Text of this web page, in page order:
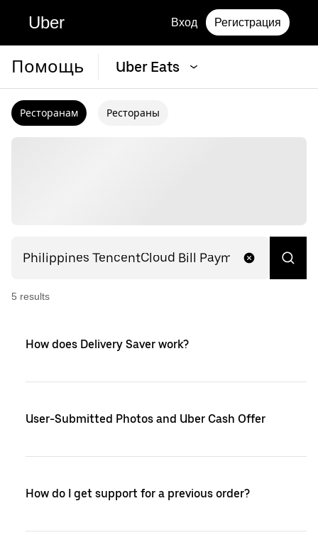
Uber Вход Регистрация
Помощь Uber Eats
Ресторанам Рестораны
5 results
How does Delivery Saver work?
User-Submitted Photos and Uber Cash Offer
How do I get support for a previous order?